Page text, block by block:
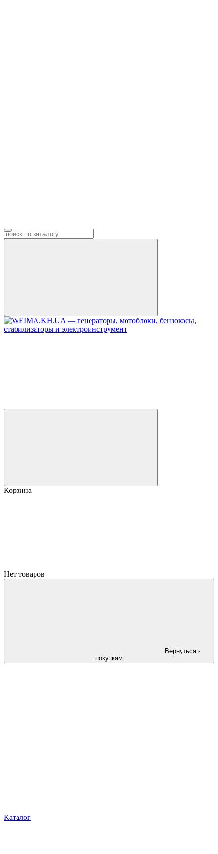
Корзина
Нет товаров
Вернуться к
покупкам
Каталог